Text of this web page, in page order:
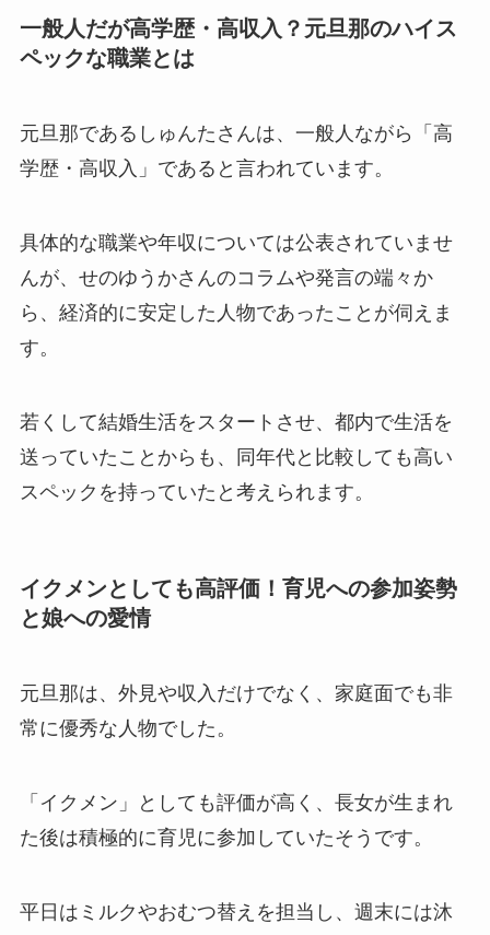
一般人だが高学歴・高収入？元旦那のハイス
ペックな職業とは
元旦那であるしゅんたさんは、一般人ながら「高
学歴・高収入」であると言われています。
具体的な職業や年収については公表されていませ
んが、せのゆうかさんのコラムや発言の端々か
ら、経済的に安定した人物であったことが伺えま
す。
若くして結婚生活をスタートさせ、都内で生活を
送っていたことからも、同年代と比較しても高い
スペックを持っていたと考えられます。
イクメンとしても高評価！育児への参加姿勢
と娘への愛情
元旦那は、外見や収入だけでなく、家庭面でも非
常に優秀な人物でした。
「イクメン」としても評価が高く、長女が生まれ
た後は積極的に育児に参加していたそうです。
平日はミルクやおむつ替えを担当し、週末には沐